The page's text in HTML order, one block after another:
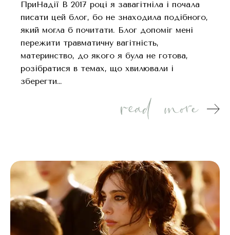
ПриНадії В 2017 році я завагітніла і почала
писати цей блог, бо не знаходила подібного,
який могла б почитати. Блог допоміг мені
пережити травматичну вагітність,
материнство, до якого я була не готова,
розібратися в темах, що хвилювали і
зберегти…